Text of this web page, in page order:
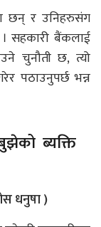
छन् र उनिहरुसंग
सहकारी बैंकलाई
चुनौती छ, त्यो
पठाउनुपर्छ भन्न
ब्यक्ति
धनुषा )